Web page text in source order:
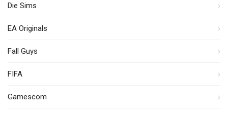
Die Sims
EA Originals
Fall Guys
FIFA
Gamescom